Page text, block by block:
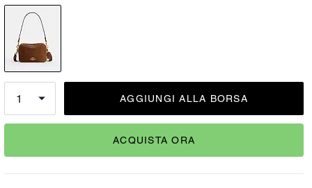
AGGIUNGI ALLA BORSA
ACQUISTA ORA